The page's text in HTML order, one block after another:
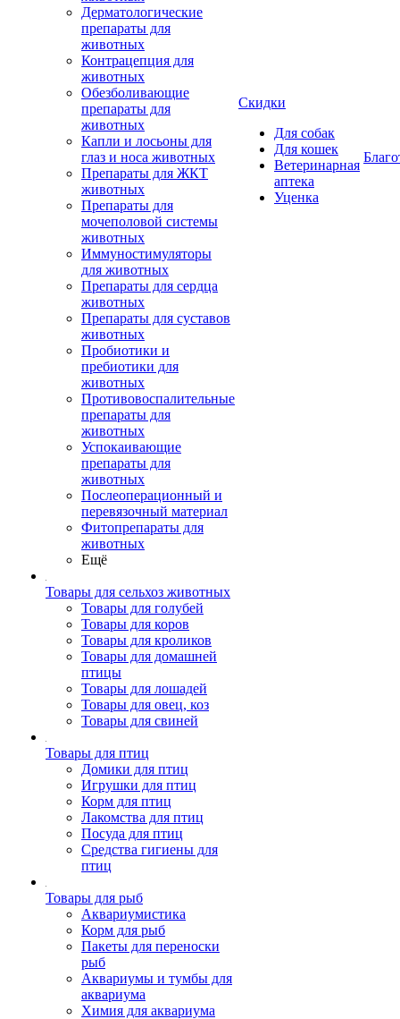
Дерматологические
препараты для
животных
Контрацепция для
животных
Обезболивающие
препараты для
животных
Капли и лосьоны для
глаз и носа животных
Препараты для ЖКТ
животных
Препараты для
мочеполовой системы
животных
Иммуностимуляторы
для животных
Препараты для сердца
животных
Препараты для суставов
животных
Пробиотики и
пребиотики для
животных
Противовоспалительные
препараты для
животных
Успокаивающие
препараты для
животных
Послеоперационный и
перевязочный материал
Фитопрепараты для
животных
Ещё
Товары для сельхоз животных
Товары для голубей
Товары для коров
Товары для кроликов
Товары для домашней
птицы
Товары для лошадей
Товары для овец, коз
Товары для свиней
Товары для птиц
Домики для птиц
Игрушки для птиц
Корм для птиц
Лакомства для птиц
Посуда для птиц
Средства гигиены для
птиц
Товары для рыб
Аквариумистика
Корм для рыб
Пакеты для переноски
рыб
Аквариумы и тумбы для
аквариума
Химия для аквариума
Скидки
Для собак
Для кошек
Ветеринарная
аптека
Уценка